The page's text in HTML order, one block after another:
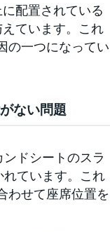
配置されている
ています。これ
の一つになってい
ない問題
ドシートのスラ
ています。これ
わせて座席位置を